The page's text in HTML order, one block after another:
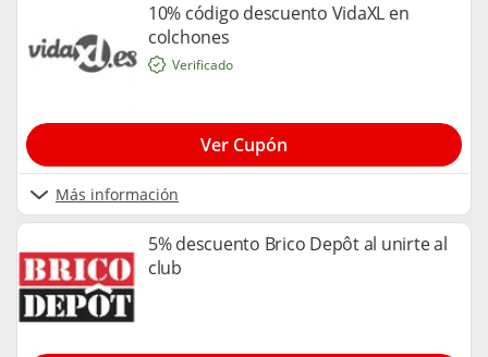
10% código descuento VidaXL en
colchones
Más información
Verificado
Ver Cupón
5% descuento Brico Depôt al unirte al
club